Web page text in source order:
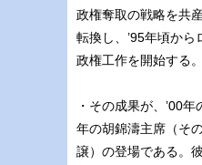
政権奪取の戦略を共
転換し、’95年頃か
政権工作を開始する。
・その成果が、’00
年の胡錦濤主席（そ
譲）の登場である。